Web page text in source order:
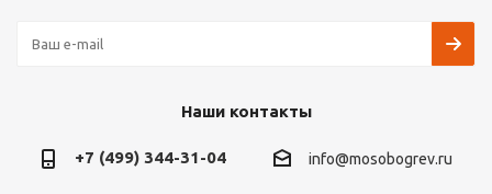
Наши контакты
+7 (499) 344-31-04 info@mosobogrev.ru